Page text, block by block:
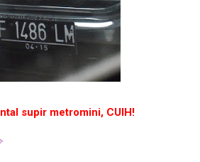
supir metromini, CUIH!